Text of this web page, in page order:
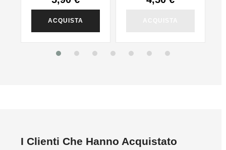
ACQUISTA
I Clienti Che Hanno Acquistato